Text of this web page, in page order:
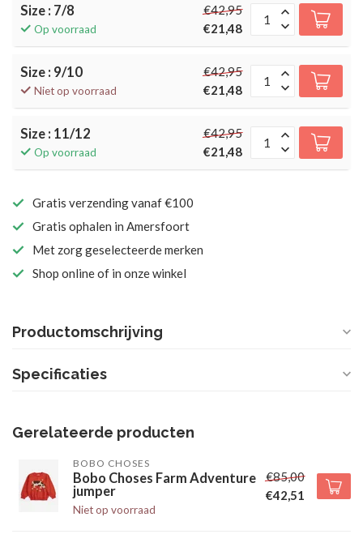
Size : 7/8
Op voorraad
€42,95
€21,48
Size : 9/10
Niet op voorraad
€42,95
€21,48
Size : 11/12
Op voorraad
€42,95
€21,48
Gratis verzending vanaf €100
Gratis ophalen in Amersfoort
Met zorg geselecteerde merken
Shop online of in onze winkel
Productomschrijving
Specificaties
Gerelateerde producten
BOBO CHOSES
Bobo Choses Farm Adventure
jumper
Niet op voorraad
€85,00
€42,51